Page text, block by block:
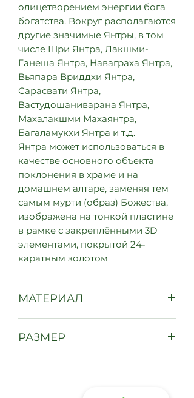
олицетворением энергии бога
богатства. Вокруг располагаются
другие значимые Янтры, в том
числе Шри Янтра, Лакшми-
Ганеша Янтра, Наваграха Янтра,
Вьяпара Вриддхи Янтра,
Сарасвати Янтра,
Вастудошаниварана Янтра,
Махалакшми Махаянтра,
Багаламукхи Янтра и т.д.
Янтра может использоваться в
качестве основного объекта
поклонения в храме и на
домашнем алтаре, заменяя тем
самым мурти (образ) Божества,
изображена на тонкой пластине
в рамке с закреплёнными 3D
элементами, покрытой 24-
каратным золотом
МАТЕРИАЛ
закреплёнными 3D элементами,
РАЗМЕР